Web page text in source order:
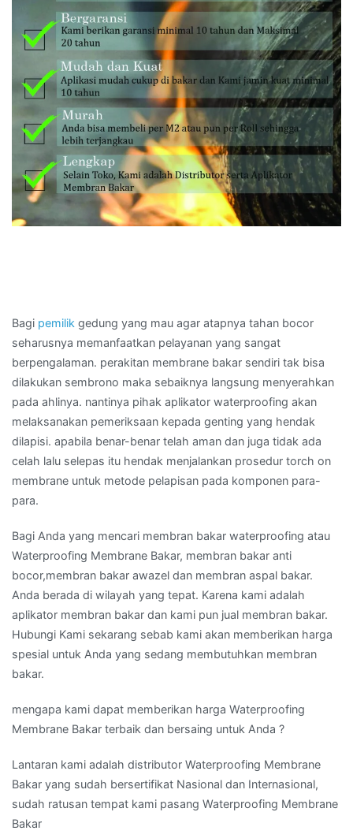
Bagi pemilik gedung yang mau agar atapnya tahan bocor
seharusnya memanfaatkan pelayanan yang sangat
berpengalaman. perakitan membrane bakar sendiri tak bisa
dilakukan sembrono maka sebaiknya langsung menyerahkan
pada ahlinya. nantinya pihak aplikator waterproofing akan
melaksanakan pemeriksaan kepada genting yang hendak
dilapisi. apabila benar-benar telah aman dan juga tidak ada
celah lalu selepas itu hendak menjalankan prosedur torch on
membrane untuk metode pelapisan pada komponen para-
para.
Bagi Anda yang mencari membran bakar waterproofing atau
Waterproofing Membrane Bakar, membran bakar anti
bocor,membran bakar awazel dan membran aspal bakar.
Anda berada di wilayah yang tepat. Karena kami adalah
aplikator membran bakar dan kami pun jual membran bakar.
Hubungi Kami sekarang sebab kami akan memberikan harga
spesial untuk Anda yang sedang membutuhkan membran
bakar.
mengapa kami dapat memberikan harga Waterproofing
Membrane Bakar terbaik dan bersaing untuk Anda ?
Lantaran kami adalah distributor Waterproofing Membrane
Bakar yang sudah bersertifikat Nasional dan Internasional,
sudah ratusan tempat kami pasang Waterproofing Membrane
Bakar